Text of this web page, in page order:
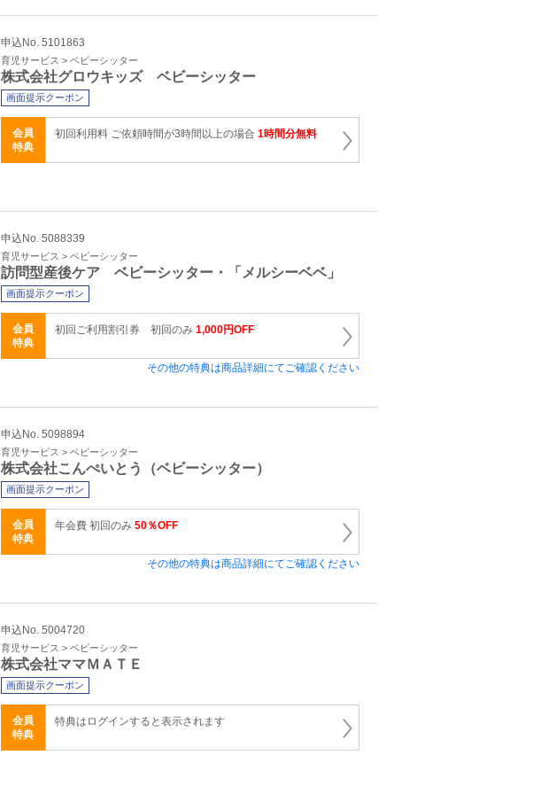
申込No. 5101863
育児サービス > ベビーシッター
株式会社グロウキッズ ベビーシッター
画面提示クーポン
会員
特典
初回利用料 ご依頼時間が3時間以上の場合 1時間分無料
申込No. 5088339
育児サービス > ベビーシッター
訪問型産後ケア ベビーシッター・「メルシーベベ」
画面提示クーポン
会員
特典
初回ご利用割引券 初回のみ 1,000円OFF
その他の特典は商品詳細にてご確認ください
申込No. 5098894
育児サービス > ベビーシッター
株式会社こんぺいとう（ベビーシッター）
画面提示クーポン
会員
特典
年会費 初回のみ 50％OFF
その他の特典は商品詳細にてご確認ください
申込No. 5004720
育児サービス > ベビーシッター
株式会社ママＭＡＴＥ
画面提示クーポン
会員
特典
特典はログインすると表示されます